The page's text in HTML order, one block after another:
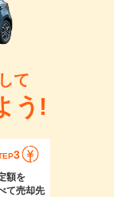
て
う!
3
額を
て売却先